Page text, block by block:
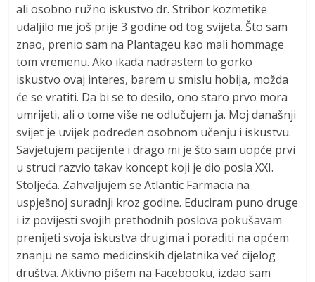
ali osobno ružno iskustvo dr. Stribor kozmetike
udaljilo me još prije 3 godine od tog svijeta. Što sam
znao, prenio sam na Plantageu kao mali hommage
tom vremenu. Ako ikada nadrastem to gorko
iskustvo ovaj interes, barem u smislu hobija, možda
će se vratiti. Da bi se to desilo, ono staro prvo mora
umrijeti, ali o tome više ne odlučujem ja. Moj današnji
svijet je uvijek podređen osobnom učenju i iskustvu.
Savjetujem pacijente i drago mi je što sam uopće prvi
u struci razvio takav koncept koji je dio posla XXI.
Stoljeća. Zahvaljujem se Atlantic Farmacia na
uspješnoj suradnji kroz godine. Educiram puno druge
i iz povijesti svojih prethodnih poslova pokušavam
prenijeti svoja iskustva drugima i poraditi na općem
znanju ne samo medicinskih djelatnika već cijelog
društva. Aktivno pišem na Facebooku, izdao sam